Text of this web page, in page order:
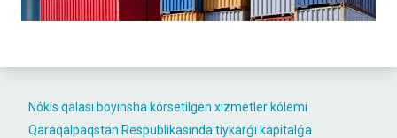
Nókis qalası boyınsha kórsetilgen xızmetler kólemi
Qaraqalpaqstan Respublikasında tiykarǵı kapitalǵa